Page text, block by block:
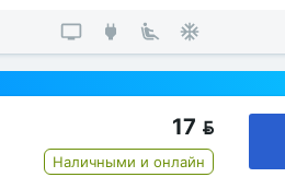
17 
Наличными и онлайн